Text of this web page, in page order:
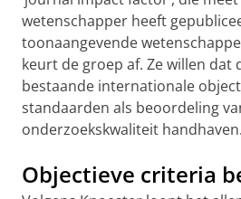
wetenschapper heeft
toonaangevende
keurt de groep af. Ze willen dat
bestaande internationale
standaarden als beoordeling
onderzoekskwaliteit handhaven.
Objectieve criteria